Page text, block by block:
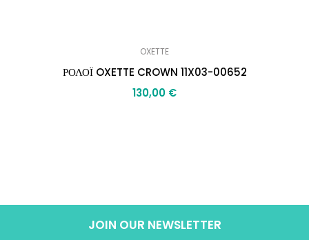
OXETTE
ΡΟΛΟΪ OXETTE CROWN 11X03-00652
130,00 €
JOIN OUR NEWSLETTER